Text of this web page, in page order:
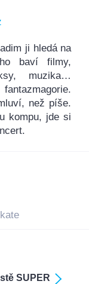
ji hledá na
baví filmy,
muzika…
než píše.
kompu, jde si
SUPER